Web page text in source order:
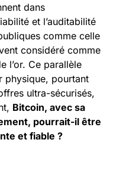
dans
et l’auditabilité
comme celle
considéré comme
l’or. Ce parallèle
physique, pourtant
ultra-sécurisés,
Bitcoin, avec sa
pourrait-il être
et fiable ?